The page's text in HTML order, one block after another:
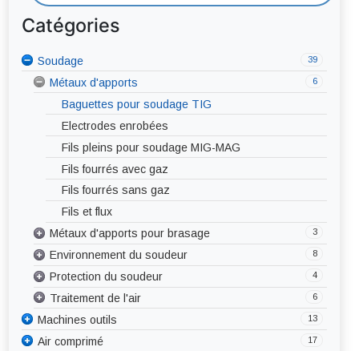
Catégories
39
Soudage 12
Procédés de soudage
Coupage plasma
Soudage MIG-MAG
Générateurs fixes
Générateurs portables
Torches MIG-MAG
Pièces d’usure torches MIG-MAG
Soudage TIG
Générateurs fixes DC / AC-DC
Générateurs portables DC / AC-DC
Torche TIG
Pièces d’usure torches TIG
Soudage MMA - Electrode
Soudage à la flamme
Soudage automatique
6
Métaux d'apports
Baguettes pour soudage TIG
Electrodes enrobées
Fils pleins pour soudage MIG-MAG
Fils fourrés avec gaz
Fils fourrés sans gaz
Fils et flux
3
Métaux d'apports pour brasage
Brasure forte
Brasure tendre
Décapants
8
Environnement du soudeur
Abrasif
Affûteuse
Bridage – Fixation
Chanfreineuse
4
Protection du soudeur
Corps
Mains
Pieds
6
Traitement de l'air
Aspiration centralisée
Aspiration mobile
13
Machines outils
9
Tôlerie 17
Air comprimé